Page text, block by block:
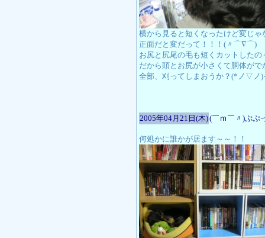
横から見ると短くなったけど変じゃ
正面だと変だって！！！(〃⌒∇⌒)ゞ
お尻と尻尾の毛も短くカットしたの
だから頭とお尻が小さくて胴体がで
全部、刈ってしまおうか？(*ノ▽ノ)
2005年04月21日(木)(￣ｍ￣〃)ぷぷ
何処かに誰かが居ます～～！！